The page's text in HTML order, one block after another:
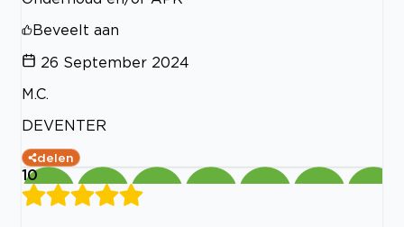
Beveelt aan
26 September 2024
M.C.
DEVENTER
delen
10